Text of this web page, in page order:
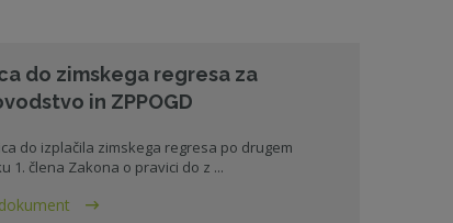
do zimskega regresa za
in ZPPOGD
do izplačila zimskega regresa po drugem
1. člena Zakona o pravici do z ...